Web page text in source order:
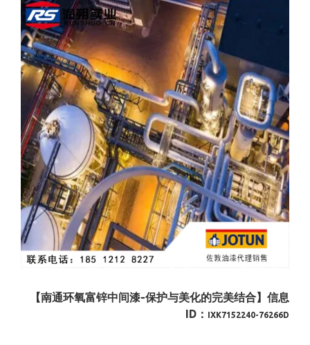
【南通环氧富锌中间漆-保护与美化的完美结合】信息
ID： IXK7152240-76266D